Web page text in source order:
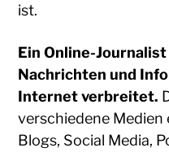
ist.
Ein Online-
Nachrichten und
Internet verbreitet.
verschiedene
Blogs, Social Media,